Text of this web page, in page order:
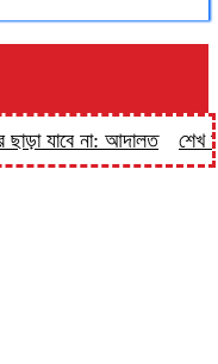
না: আদালত শেখ